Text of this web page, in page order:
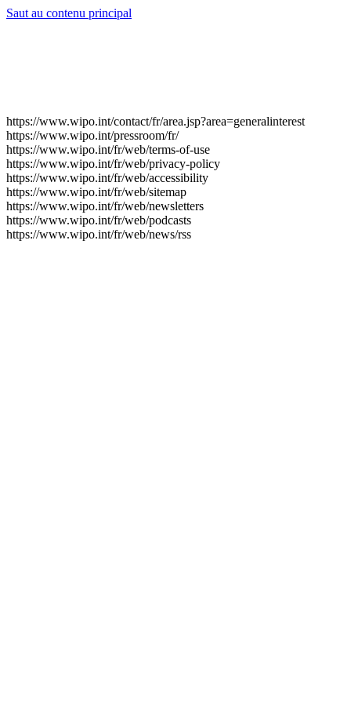
Saut au contenu principal
https://www.wipo.int/contact/fr/area.jsp?area=generalinterest
https://www.wipo.int/pressroom/fr/
https://www.wipo.int/fr/web/terms-of-use
https://www.wipo.int/fr/web/privacy-policy
https://www.wipo.int/fr/web/accessibility
https://www.wipo.int/fr/web/sitemap
https://www.wipo.int/fr/web/newsletters
https://www.wipo.int/fr/web/podcasts
https://www.wipo.int/fr/web/news/rss